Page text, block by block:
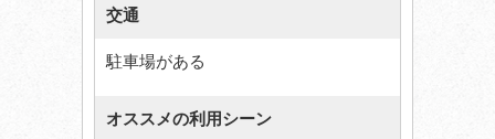
交通
駐車場がある
オススメの利用シーン